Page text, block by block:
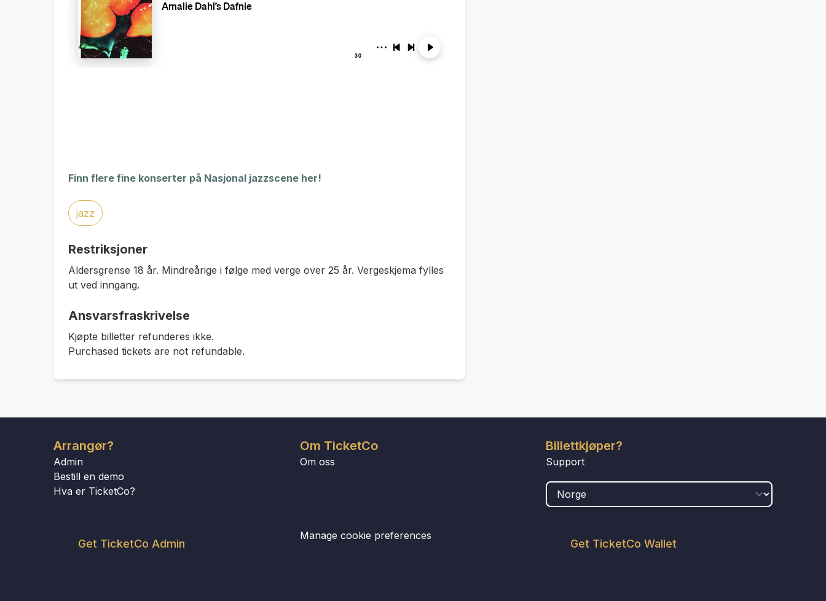
Finn flere fine konserter på Nasjonal jazzscene her!
jazz
Restriksjoner
Aldersgrense 18 år. Mindreårige i følge med verge over 25 år. Vergeskjema fylles
ut ved inngang.
Ansvarsfraskrivelse
Kjøpte billetter refunderes ikke.
Purchased tickets are not refundable.
Arrangør?
Admin
Bestill en demo
Hva er TicketCo?
Get TicketCo Admin
Om TicketCo
Om oss
Manage cookie preferences
Billettkjøper?
Support
Get TicketCo Wallet